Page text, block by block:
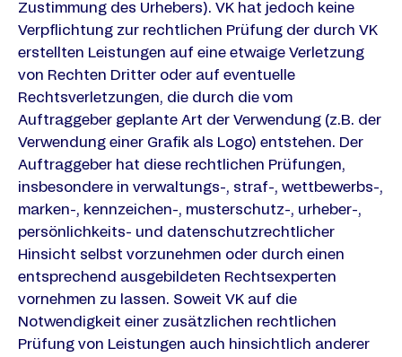
Zustimmung des Urhebers). VK hat jedoch keine
Verpflichtung zur rechtlichen Prüfung der durch VK
erstellten Leistungen auf eine etwaige Verletzung
von Rechten Dritter oder auf eventuelle
Rechtsverletzungen, die durch die vom
Auftraggeber geplante Art der Verwendung (z.B. der
Verwendung einer Grafik als Logo) entstehen. Der
Auftraggeber hat diese rechtlichen Prüfungen,
insbesondere in verwaltungs-, straf-, wettbewerbs-,
marken-, kennzeichen-, musterschutz-, urheber-,
persönlichkeits- und datenschutzrechtlicher
Hinsicht selbst vorzunehmen oder durch einen
entsprechend ausgebildeten Rechtsexperten
vornehmen zu lassen. Soweit VK auf die
Notwendigkeit einer zusätzlichen rechtlichen
Prüfung von Leistungen auch hinsichtlich anderer